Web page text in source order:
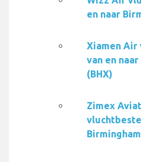
en naar
Xiamen Air
van en
(BHX)
Zimex